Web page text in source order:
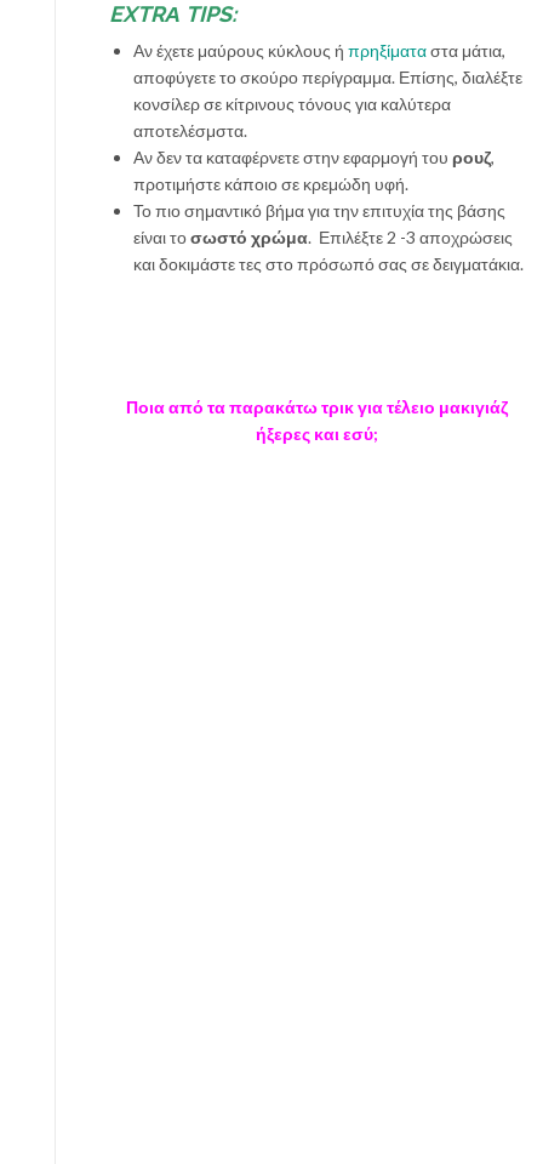
EXTRΑ TIPS:
Αν έχετε μαύρους κύκλους ή πρηξίματαστα μάτια,
αποφύγετε το σκούρο περίγραμμα. Επίσης, διαλέξτε
κονσίλερ σε κίτρινους τόνους για καλύτερα
αποτελέσμστα.
Αν δεν τα καταφέρνετε στην εφαρμογή του ρουζ,
προτιμήστε κάποιο σε κρεμώδη υφή.
Το πιο σημαντικό βήμα για την επιτυχία της βάσης
είναι τοσωστό χρώμα. Επιλέξτε 2 -3 αποχρώσεις
και δοκιμάστε τες στο πρόσωπό σας σε δειγματάκια.
Ποια από τα παρακάτω τρικ για τέλειο μακιγιάζ
ήξερες και εσύ;